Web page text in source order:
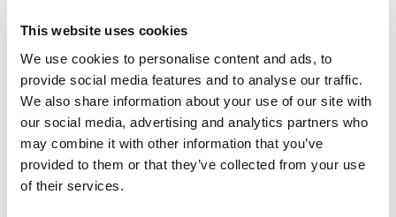
This website uses cookies
We use cookies to personalise content and ads, to
provide social media features and to analyse our traffic.
We also share information about your use of our site with
our social media, advertising and analytics partners who
may combine it with other information that you’ve
provided to them or that they’ve collected from your use
of their services.
(auf Anfrage), Badezimmer mit Badewanne und
Balkon und Pool
Presidential Villa: ca. 205 qm groß, Aussenbereich Terrasse 88qm,
Balkon im ersten Stock 32 qm, 3 Schlafzimmer auf 2 Etagen,
Meerblick, privater beheizter Pool (38qm), Sauna, privates
Fitnessstudio, separater Wohnbereich mit Esstisch
Zusatzinformation